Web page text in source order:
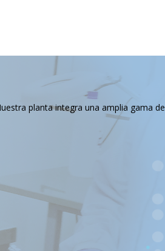
planta integra una amplia gama de